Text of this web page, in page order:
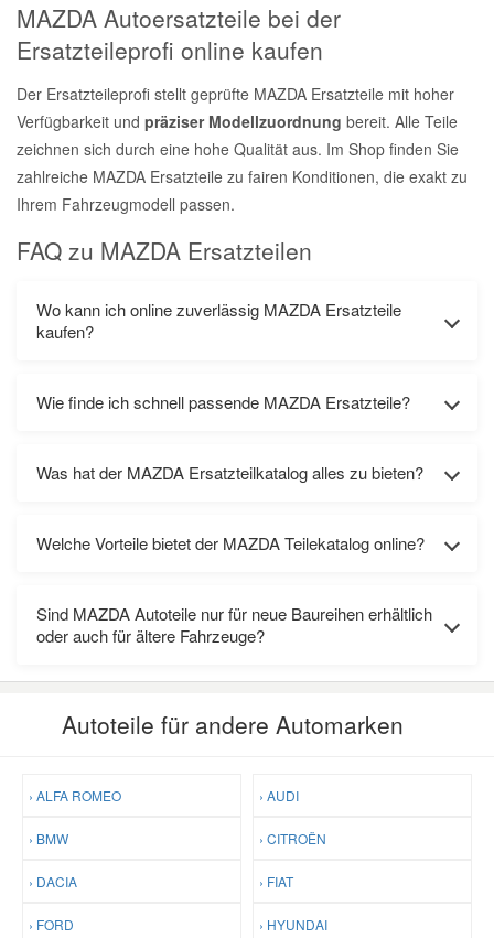
MAZDA Autoersatzteile bei der
Ersatzteileprofi online kaufen
Der Ersatzteileprofi stellt geprüfte MAZDA Ersatzteile mit hoher
Verfügbarkeit und präziser Modellzuordnung bereit. Alle Teile
zeichnen sich durch eine hohe Qualität aus. Im Shop finden Sie
zahlreiche MAZDA Ersatzteile zu fairen Konditionen, die exakt zu
Ihrem Fahrzeugmodell passen.
FAQ zu MAZDA Ersatzteilen
Wo kann ich online zuverlässig MAZDA Ersatzteile
kaufen?
Wie finde ich schnell passende MAZDA Ersatzteile?
Was hat der MAZDA Ersatzteilkatalog alles zu bieten?
Welche Vorteile bietet der MAZDA Teilekatalog online?
Sind MAZDA Autoteile nur für neue Baureihen erhältlich
oder auch für ältere Fahrzeuge?
Autoteile für andere Automarken
› ALFA ROMEO › AUDI
› BMW › CITROËN
› DACIA › FIAT
› FORD › HYUNDAI